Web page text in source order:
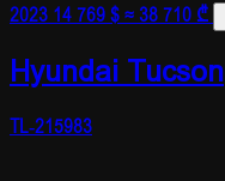
2023 14 769 $≈ 38 710 ₾
Hyundai Tucson
TL-215983